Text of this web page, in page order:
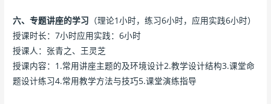
六、专题讲座的学习 （理论1小时，练习6小时，应用实践6小时）
授课时长：7小时应用实践：6小时
授课人：张青之、王灵芝
授课内容：1.常用讲座主题的及环境设计2.教学设计结构3.课堂命
题设计练习4.常用教学方法与技巧5.课堂演练指导